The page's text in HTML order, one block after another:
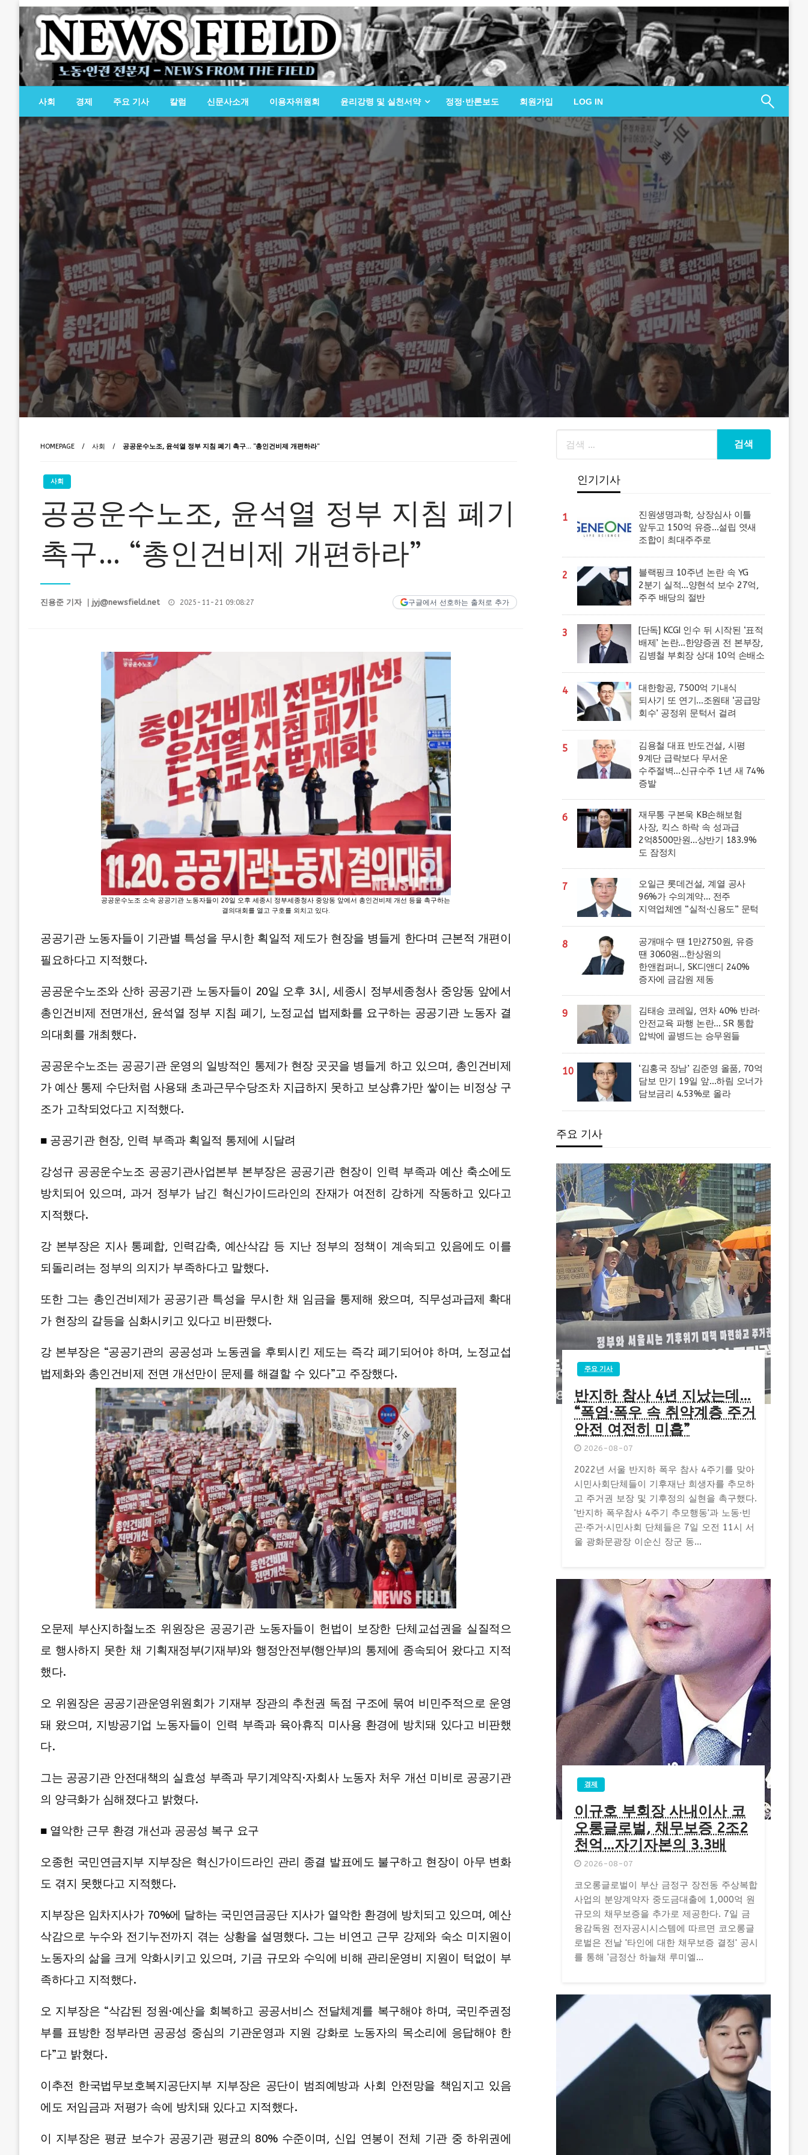
content
뉴스필드
노동·인권 전문지
사회 경제 주요 기사 칼럼 신문사소개 이용자위원회 윤리강령 및 실천서약 정정·반론보도 회원가입 LOG IN
HOMEPAGE 사회 공공운수노조, 윤석열 정부 지침 폐기 촉구… “총인건비제 개편하라”
사회
공공운수노조, 윤석열 정부 지침 폐기
촉구… “총인건비제 개편하라”
구글에서 선호하는 출처로 추가
진용준 기자 ｜ jyj@newsfield.net
Posted
2025-11-21 09:08:27
공공운수노조 소속 공공기관 노동자들이 20일 오후 세종시 정부세종청사 중앙동 앞에서 총인건비제 개선 등을 촉구하는
결의대회를 열고 구호를 외치고 있다.
공공기관 노동자들이 기관별 특성을 무시한 획일적 제도가 현장을 병들게 한다며 근본적 개편이
필요하다고 지적했다.
공공운수노조와 산하 공공기관 노동자들이 20일 오후 3시, 세종시 정부세종청사 중앙동 앞에서
총인건비제 전면개선, 윤석열 정부 지침 폐기, 노정교섭 법제화를 요구하는 공공기관 노동자 결
의대회를 개최했다.
공공운수노조는 공공기관 운영의 일방적인 통제가 현장 곳곳을 병들게 하고 있으며, 총인건비제
가 예산 통제 수단처럼 사용돼 초과근무수당조차 지급하지 못하고 보상휴가만 쌓이는 비정상 구
조가 고착되었다고 지적했다.
■ 공공기관 현장, 인력 부족과 획일적 통제에 시달려
강성규 공공운수노조 공공기관사업본부 본부장은 공공기관 현장이 인력 부족과 예산 축소에도
방치되어 있으며, 과거 정부가 남긴 혁신가이드라인의 잔재가 여전히 강하게 작동하고 있다고
지적했다.
강 본부장은 지사 통폐합, 인력감축, 예산삭감 등 지난 정부의 정책이 계속되고 있음에도 이를
되돌리려는 정부의 의지가 부족하다고 말했다.
또한 그는 총인건비제가 공공기관 특성을 무시한 채 임금을 통제해 왔으며, 직무성과급제 확대
가 현장의 갈등을 심화시키고 있다고 비판했다.
강 본부장은 “공공기관의 공공성과 노동권을 후퇴시킨 제도는 즉각 폐기되어야 하며, 노정교섭
법제화와 총인건비제 전면 개선만이 문제를 해결할 수 있다”고 주장했다.
오문제 부산지하철노조 위원장은 공공기관 노동자들이 헌법이 보장한 단체교섭권을 실질적으
로 행사하지 못한 채 기획재정부(기재부)와 행정안전부(행안부)의 통제에 종속되어 왔다고 지적
했다.
오 위원장은 공공기관운영위원회가 기재부 장관의 추천권 독점 구조에 묶여 비민주적으로 운영
돼 왔으며, 지방공기업 노동자들이 인력 부족과 육아휴직 미사용 환경에 방치돼 있다고 비판했
다.
그는 공공기관 안전대책의 실효성 부족과 무기계약직·자회사 노동자 처우 개선 미비로 공공기관
의 양극화가 심해졌다고 밝혔다.
■ 열악한 근무 환경 개선과 공공성 복구 요구
오종헌 국민연금지부 지부장은 혁신가이드라인 관리 종결 발표에도 불구하고 현장이 아무 변화
도 겪지 못했다고 지적했다.
지부장은 임차지사가 70%에 달하는 국민연금공단 지사가 열악한 환경에 방치되고 있으며, 예산
삭감으로 누수와 전기누전까지 겪는 상황을 설명했다. 그는 비연고 근무 강제와 숙소 미지원이
노동자의 삶을 크게 악화시키고 있으며, 기금 규모와 수익에 비해 관리운영비 지원이 턱없이 부
족하다고 지적했다.
오 지부장은 “삭감된 정원·예산을 회복하고 공공서비스 전달체계를 복구해야 하며, 국민주권정
부를 표방한 정부라면 공공성 중심의 기관운영과 지원 강화로 노동자의 목소리에 응답해야 한
다”고 밝혔다.
이추전 한국법무보호복지공단지부 지부장은 공단이 범죄예방과 사회 안전망을 책임지고 있음
에도 저임금과 저평가 속에 방치돼 있다고 지적했다.
이 지부장은 평균 보수가 공공기관 평균의 80% 수준이며, 신입 연봉이 전체 기관 중 하위권에
인기기사
1
진원생명과학, 상장심사 이틀
앞두고 150억 유증…설립 엿새
조합이 최대주주로
2
블랙핑크 10주년 논란 속 YG
2분기 실적…양현석 보수 27억,
주주 배당의 절반
3
[단독] KCGI 인수 뒤 시작된 ‘표적
배제’ 논란…한양증권 전 본부장,
김병철 부회장 상대 10억 손배소
4
대한항공, 7500억 기내식
되사기 또 연기…조원태 ‘공급망
회수’ 공정위 문턱서 걸려
5
김용철 대표 반도건설, 시평
9계단 급락보다 무서운
수주절벽…신규수주 1년 새 74%
증발
6
재무통 구본욱 KB손해보험
사장, 킥스 하락 속 성과급
2억8500만원…상반기 183.9%
도 잠정치
7
오일근 롯데건설, 계열 공사
96%가 수의계약… 전주
지역업체엔 “실적·신용도” 문턱
8
공개매수 땐 1만2750원, 유증
땐 3060원…한상원의
한앤컴퍼니, SK디앤디 240%
증자에 금감원 제동
9
김태승 코레일, 연차 40% 반려·
안전교육 파행 논란… SR 통합
압박에 골병드는 승무원들
10
‘김홍국 장남’ 김준영 올품, 70억
담보 만기 19일 앞…하림 오너가
담보금리 4.53%로 올라
주요 기사
주요 기사
반지하 참사 4년 지났는데…
“폭염·폭우 속 취약계층 주거
안전 여전히 미흡”
2026-08-07
2022년 서울 반지하 폭우 참사 4주기를 맞아
시민사회단체들이 기후재난 희생자를 추모하
고 주거권 보장 및 기후정의 실현을 촉구했다.
'반지하 폭우참사 4주기 추모행동'과 노동·빈
곤·주거·시민사회 단체들은 7일 오전 11시 서
울 광화문광장 이순신 장군 동...
경제
이규호 부회장 사내이사 코
오롱글로벌, 채무보증 2조2
천억…자기자본의 3.3배
2026-08-07
코오롱글로벌이 부산 금정구 장전동 주상복합
사업의 분양계약자 중도금대출에 1,000억 원
규모의 채무보증을 추가로 제공한다. 7일 금
융감독원 전자공시시스템에 따르면 코오롱글
로벌은 전날 '타인에 대한 채무보증 결정' 공시
를 통해 '금정산 하늘채 루미엘...